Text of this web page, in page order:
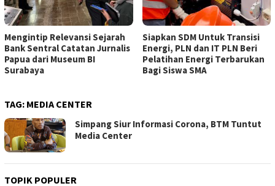
Mengintip Relevansi Sejarah
Bank Sentral Catatan Jurnalis
Papua dari Museum BI
Surabaya
Siapkan SDM Untuk Transisi
Energi, PLN dan IT PLN Beri
Pelatihan Energi Terbarukan
Bagi Siswa SMA
TAG: MEDIA CENTER
Simpang Siur Informasi Corona, BTM Tuntut
Media Center
TOPIK POPULER